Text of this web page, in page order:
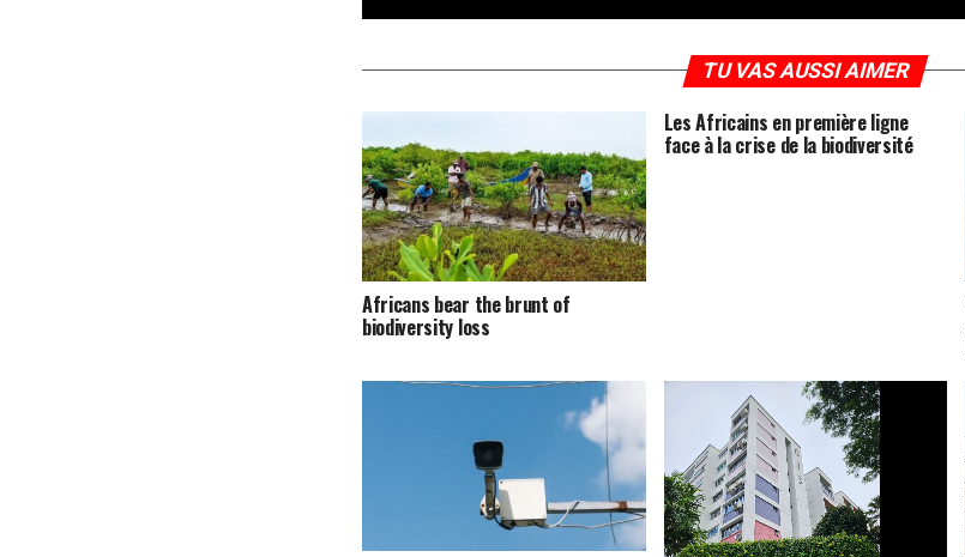
TU VAS AUSSI AIMER
Africans bear the brunt of
biodiversity loss
Les Africains en première ligne
face à la crise de la biodiversité